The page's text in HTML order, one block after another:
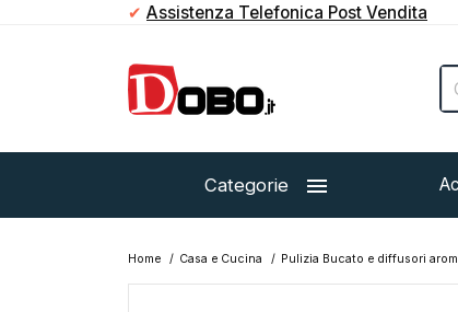
✔ Assistenza Telefonica Post Vendita
Categorie 
Home Casa e Cucina Pulizia Bucato e diffusori